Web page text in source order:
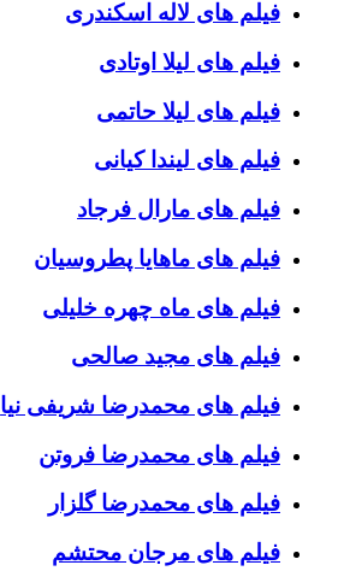
فیلم های لاله اسکندری
فیلم های لیلا اوتادی
فیلم های لیلا حاتمی
فیلم های لیندا کیانی
فیلم های مارال فرجاد
فیلم های ماهایا پطروسیان
فیلم های ماه چهره خلیلی
فیلم های مجید صالحی
فیلم های محمدرضا شریفی نیا
فیلم های محمدرضا فروتن
فیلم های محمدرضا گلزار
فیلم های مرجان محتشم